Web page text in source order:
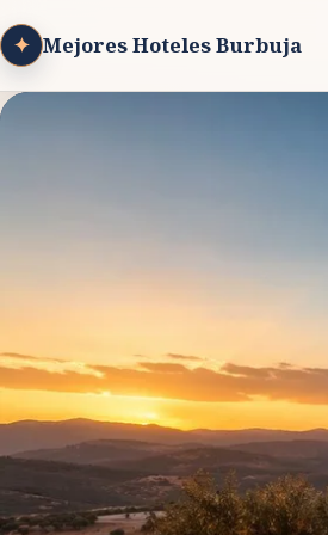
✦ Mejores Hoteles Burbuja